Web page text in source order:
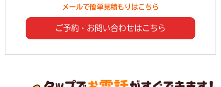
メールで簡単見積もりはこちら
ご予約・お問い合わせはこちら